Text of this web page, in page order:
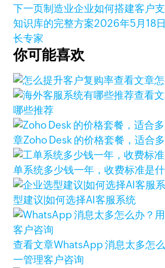
下一页制造业企业如何搭建客户
知识库的完整方案2026年5月18
长专家
你可能喜欢
查看文章
查看
哪些推荐
章Zoho Desk 的价格套餐，适合
单系统多少钱一年，收费标准是
型建议|如何选择AI客服系统
查看文章WhatsApp 消息太多怎
一管理客户咨询